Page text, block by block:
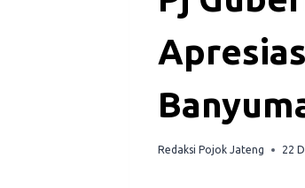
Redaksi Pojok Jateng 22